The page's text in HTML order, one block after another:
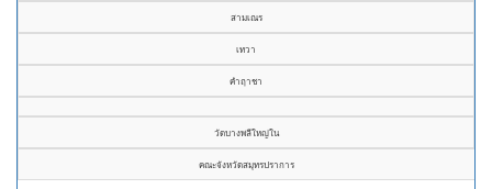
สามเณร
เทวา
คำฤาชา
วัดบางพลีใหญ่ใน
คณะจังหวัดสมุทรปราการ